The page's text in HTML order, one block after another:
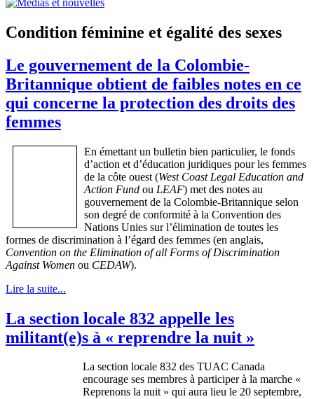
Condition féminine et égalité des sexes
Le gouvernement de la Colombie-
Britannique obtient de faibles notes en ce
qui concerne la protection des droits des
femmes
En émettant un bulletin bien particulier, le fonds
d’action et d’éducation juridiques pour les femmes
de la côte ouest (West Coast Legal Education and
Action Fund ou LEAF) met des notes au
gouvernement de la Colombie-Britannique selon
son degré de conformité à la Convention des
Nations Unies sur l’élimination de toutes les
formes de discrimination à l’égard des femmes (en anglais,
Convention on the Elimination of all Forms of Discrimination
Against Women ou CEDAW).
Lire la suite...
La section locale 832 appelle les
militant(e)s à « reprendre la nuit »
La section locale 832 des TUAC Canada
encourage ses membres à participer à la marche «
Reprenons la nuit» qui aura lieu le 20 septembre,